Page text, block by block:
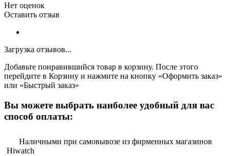
Нет оценок
Оставить отзыв
Загрузка отзывов...
Добавьте понравившийся товар в корзину. После этого
перейдите в Корзину и нажмите на кнопку «Оформить заказ»
или «Быстрый заказ»
Вы можете выбрать наиболее удобный для вас
способ оплаты:
Наличными при самовывозе из фирменных магазинов
Hiwatch